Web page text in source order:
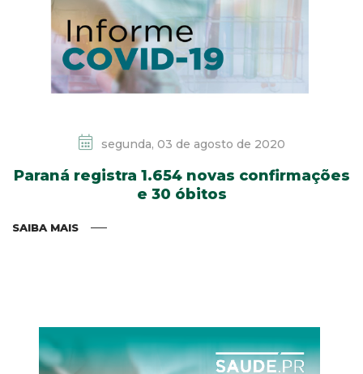
segunda, 03 de agosto de 2020
Paraná registra 1.654 novas confirmações
e 30 óbitos
SAIBA MAIS